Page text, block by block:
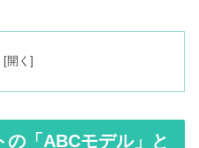
「ABCモデル」と